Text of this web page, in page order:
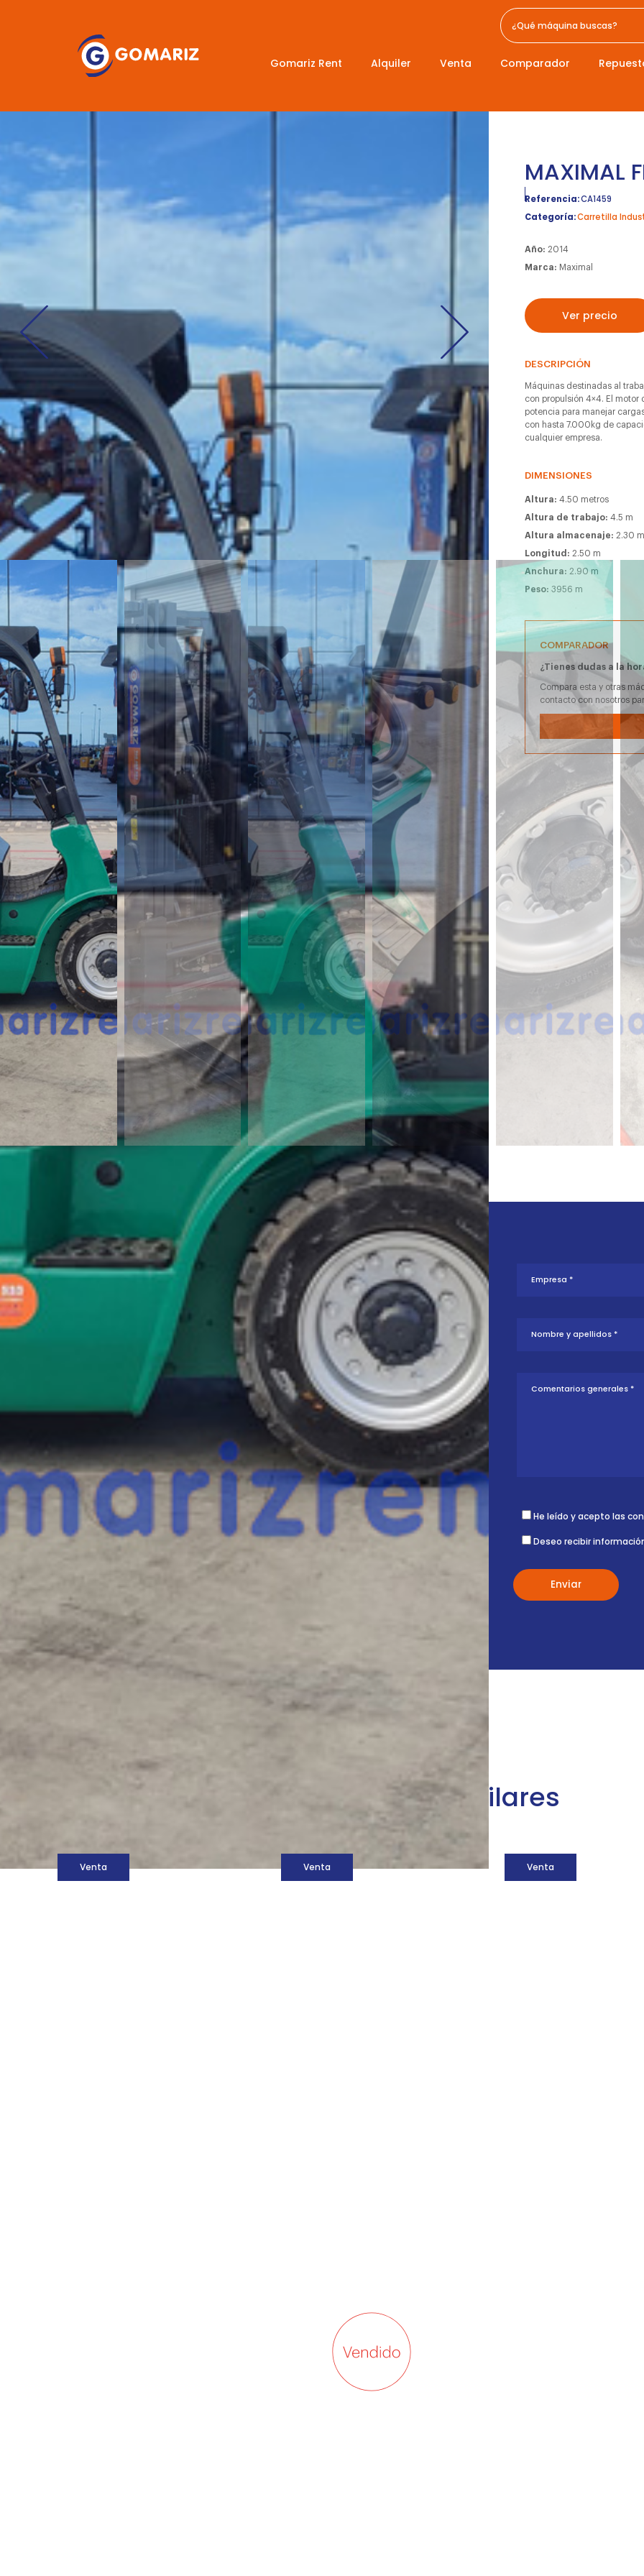
Gomariz Rent Alquiler Venta Comparador
MAXIMAL
Referencia:CA1459
Categoría:Carretilla
Año:2014
Marca: Maximal
Ver precio
DESCRIPCIÓN
Máquinas destinadas al
con propulsión 4×4. El
potencia para manejar
con hasta 7.000kg de
cualquier empresa.
DIMENSIONES
Altura:4.50 metros
Altura de trabajo:4.5 m
Altura almacenaje:2.30 m
Longitud:2.50 m
Anchura:2.90 m
Peso:3956 m
COMPARADOR
¿Tienes dudas a la
Compara esta y otras
contacto con nosotros
¿Te interesa
esta máquina?
Rellena este formulario y recibiremos tu solicitud sobre esta
máquina para ponernos en contacto directo contigo.
MAXIMAL FD25T
He leído y acepto las
Deseo recibir
Máquinas similares
Venta Venta Venta